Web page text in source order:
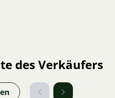
des Verkäufers